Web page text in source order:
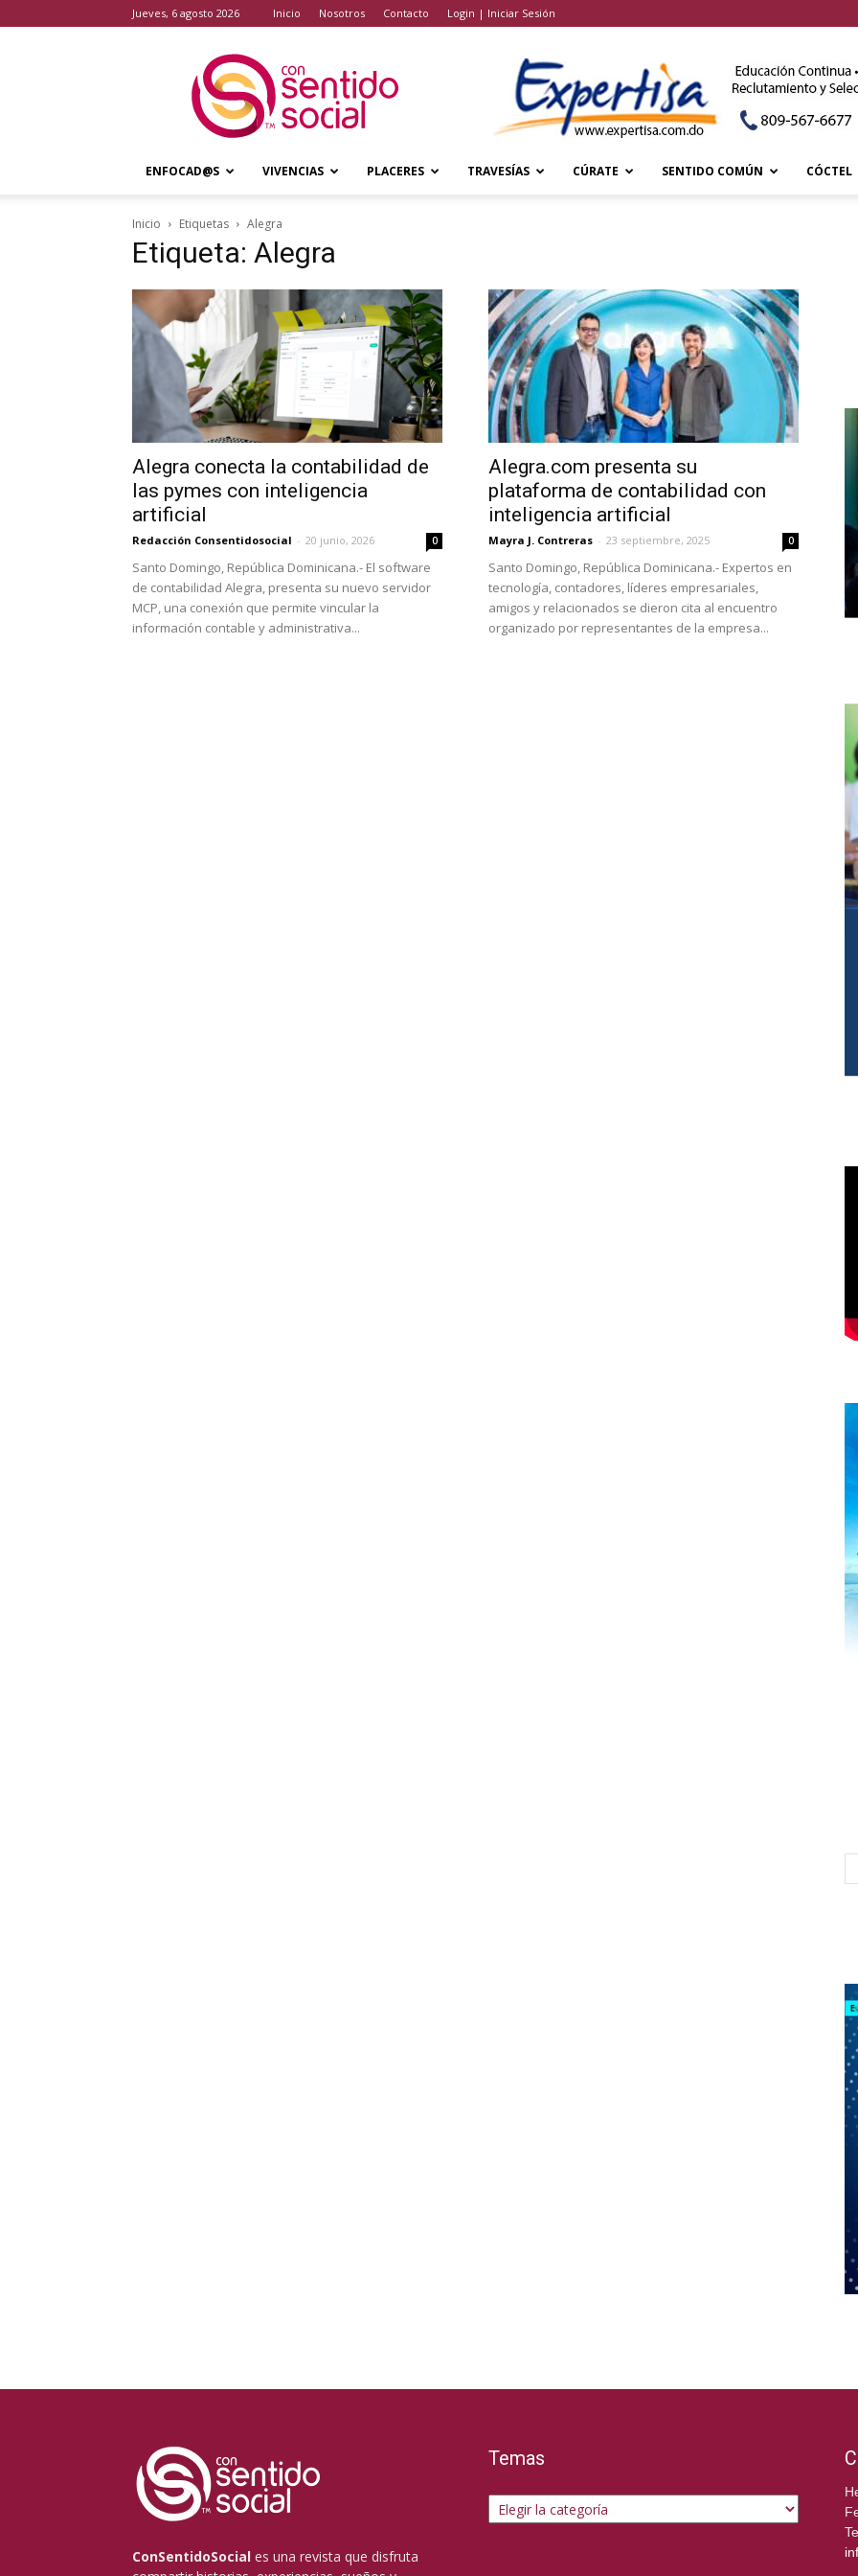
jueves, 6 agosto 2026 Inicio Nosotros Contacto Login | Iniciar Sesión
Sentido
Social
ENFOCAD@S VIVENCIAS PLACERES TRAVESÍAS CÚRATE SENTIDO COMÚN CÓCTEL
Inicio Etiquetas Alegra
Etiqueta: Alegra
Alegra conecta la contabilidad de
las pymes con inteligencia
artificial
Redacción Consentidosocial - 20 junio, 2026 0
Santo Domingo, República Dominicana.- El software
de contabilidad Alegra, presenta su nuevo servidor
MCP, una conexión que permite vincular la
información contable y administrativa...
Alegra.com presenta su
plataforma de contabilidad con
inteligencia artificial
Mayra J. Contreras - 23 septiembre, 2025 0
Santo Domingo, República Dominicana.- Expertos en
tecnología, contadores, líderes empresariales,
amigos y relacionados se dieron cita al encuentro
organizado por representantes de la empresa...
ConSentidoSocial es una revista que disfruta
Temas
Temas